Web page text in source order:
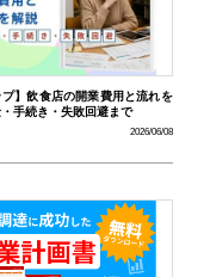
プ】飲食店の開業費用と流れを
手続き・失敗回避まで
2026/06/08